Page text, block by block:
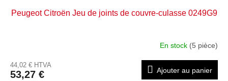
Peugeot Citroën Jeu de joints de couvre-culasse 0249G9
En stock (5 pièce)
44,02 € HTVA
53,27 € Ajouter au panier